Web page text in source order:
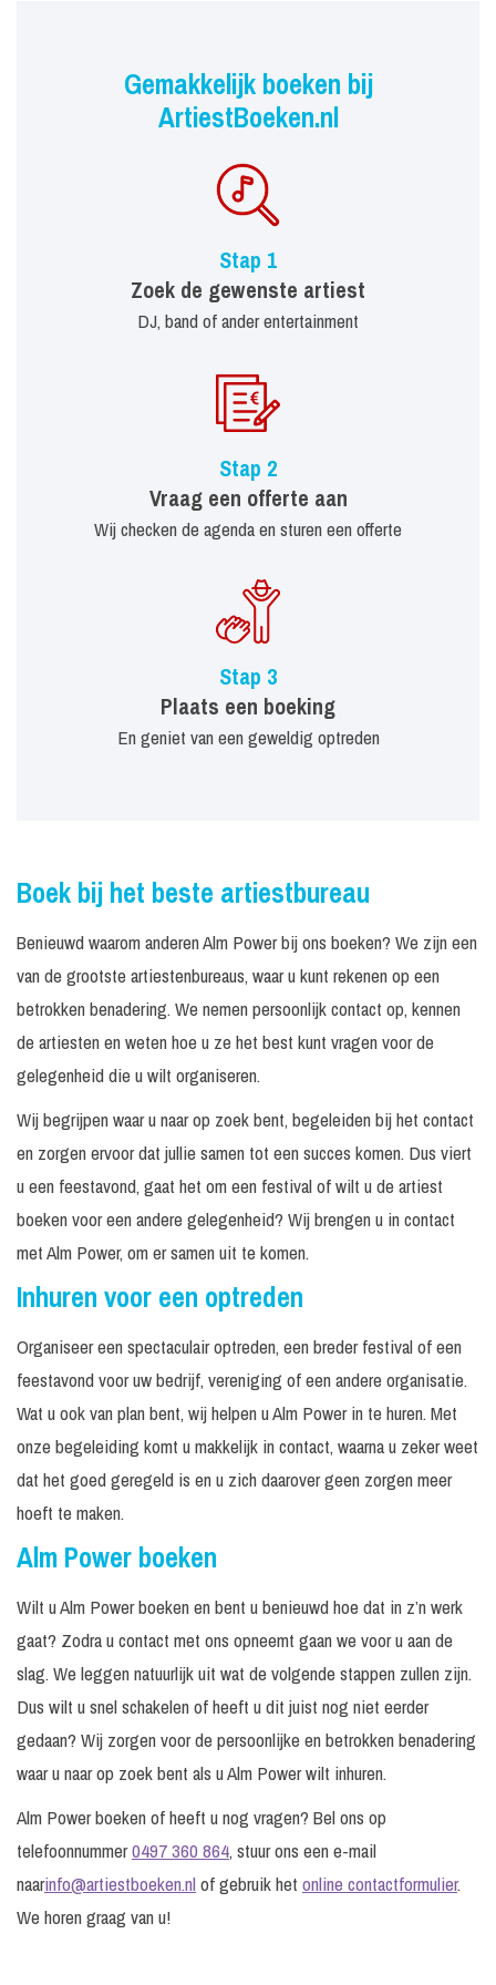
Gemakkelijk boeken bij
ArtiestBoeken.nl
Stap 1
Zoek de gewenste artiest
DJ, band of ander entertainment
Stap 2
Vraag een offerte aan
Wij checken de agenda en sturen een offerte
Stap 3
Plaats een boeking
En geniet van een geweldig optreden
Boek bij het beste artiestbureau
Benieuwd waarom anderen Alm Power bij ons boeken? We zijn een
van de grootste artiestenbureaus, waar u kunt rekenen op een
betrokken benadering. We nemen persoonlijk contact op, kennen
de artiesten en weten hoe u ze het best kunt vragen voor de
gelegenheid die u wilt organiseren.
Wij begrijpen waar u naar op zoek bent, begeleiden bij het contact
en zorgen ervoor dat jullie samen tot een succes komen. Dus viert
u een feestavond, gaat het om een festival of wilt u de artiest
boeken voor een andere gelegenheid? Wij brengen u in contact
met Alm Power, om er samen uit te komen.
Inhuren voor een optreden
Organiseer een spectaculair optreden, een breder festival of een
feestavond voor uw bedrijf, vereniging of een andere organisatie.
Wat u ook van plan bent, wij helpen u Alm Power in te huren. Met
onze begeleiding komt u makkelijk in contact, waarna u zeker weet
dat het goed geregeld is en u zich daarover geen zorgen meer
hoeft te maken.
Alm Power boeken
Wilt u Alm Power boeken en bent u benieuwd hoe dat in z’n werk
gaat? Zodra u contact met ons opneemt gaan we voor u aan de
slag. We leggen natuurlijk uit wat de volgende stappen zullen zijn.
Dus wilt u snel schakelen of heeft u dit juist nog niet eerder
gedaan? Wij zorgen voor de persoonlijke en betrokken benadering
waar u naar op zoek bent als u Alm Power wilt inhuren.
Alm Power boeken of heeft u nog vragen? Bel ons op
telefoonnummer0497 360 864, stuur ons een e-mail
naarinfo@artiestboeken.nlof gebruik het online contactformulier.
We horen graag van u!